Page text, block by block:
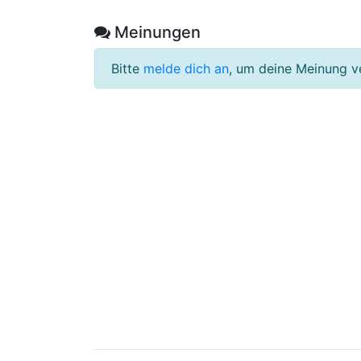
Meinungen
Bitte melde dich an, um deine Meinung